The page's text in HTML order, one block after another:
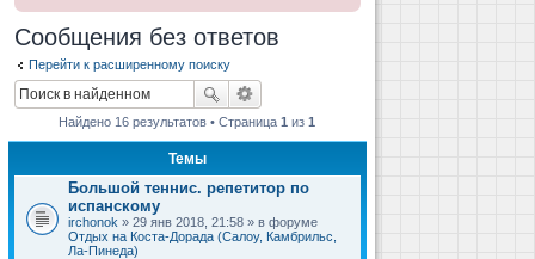
Сообщения без ответов
Перейти к расширенному поиску
Найдено 16 результатов • Страница1 из1
Темы
Большой теннис. репетитор по
испанскому
irchonok » 29 янв 2018, 21:58 » в форуме
Отдых на Коста-Дорада (Салоу, Камбрильс,
Ла-Пинеда)